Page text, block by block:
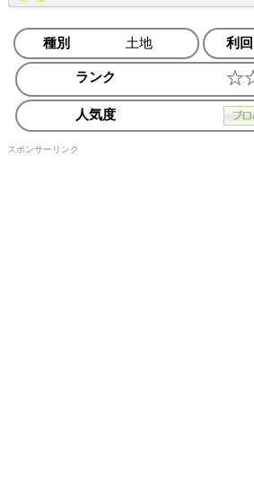
種別 土地 利回
ランク
人気度
スポンサーリンク